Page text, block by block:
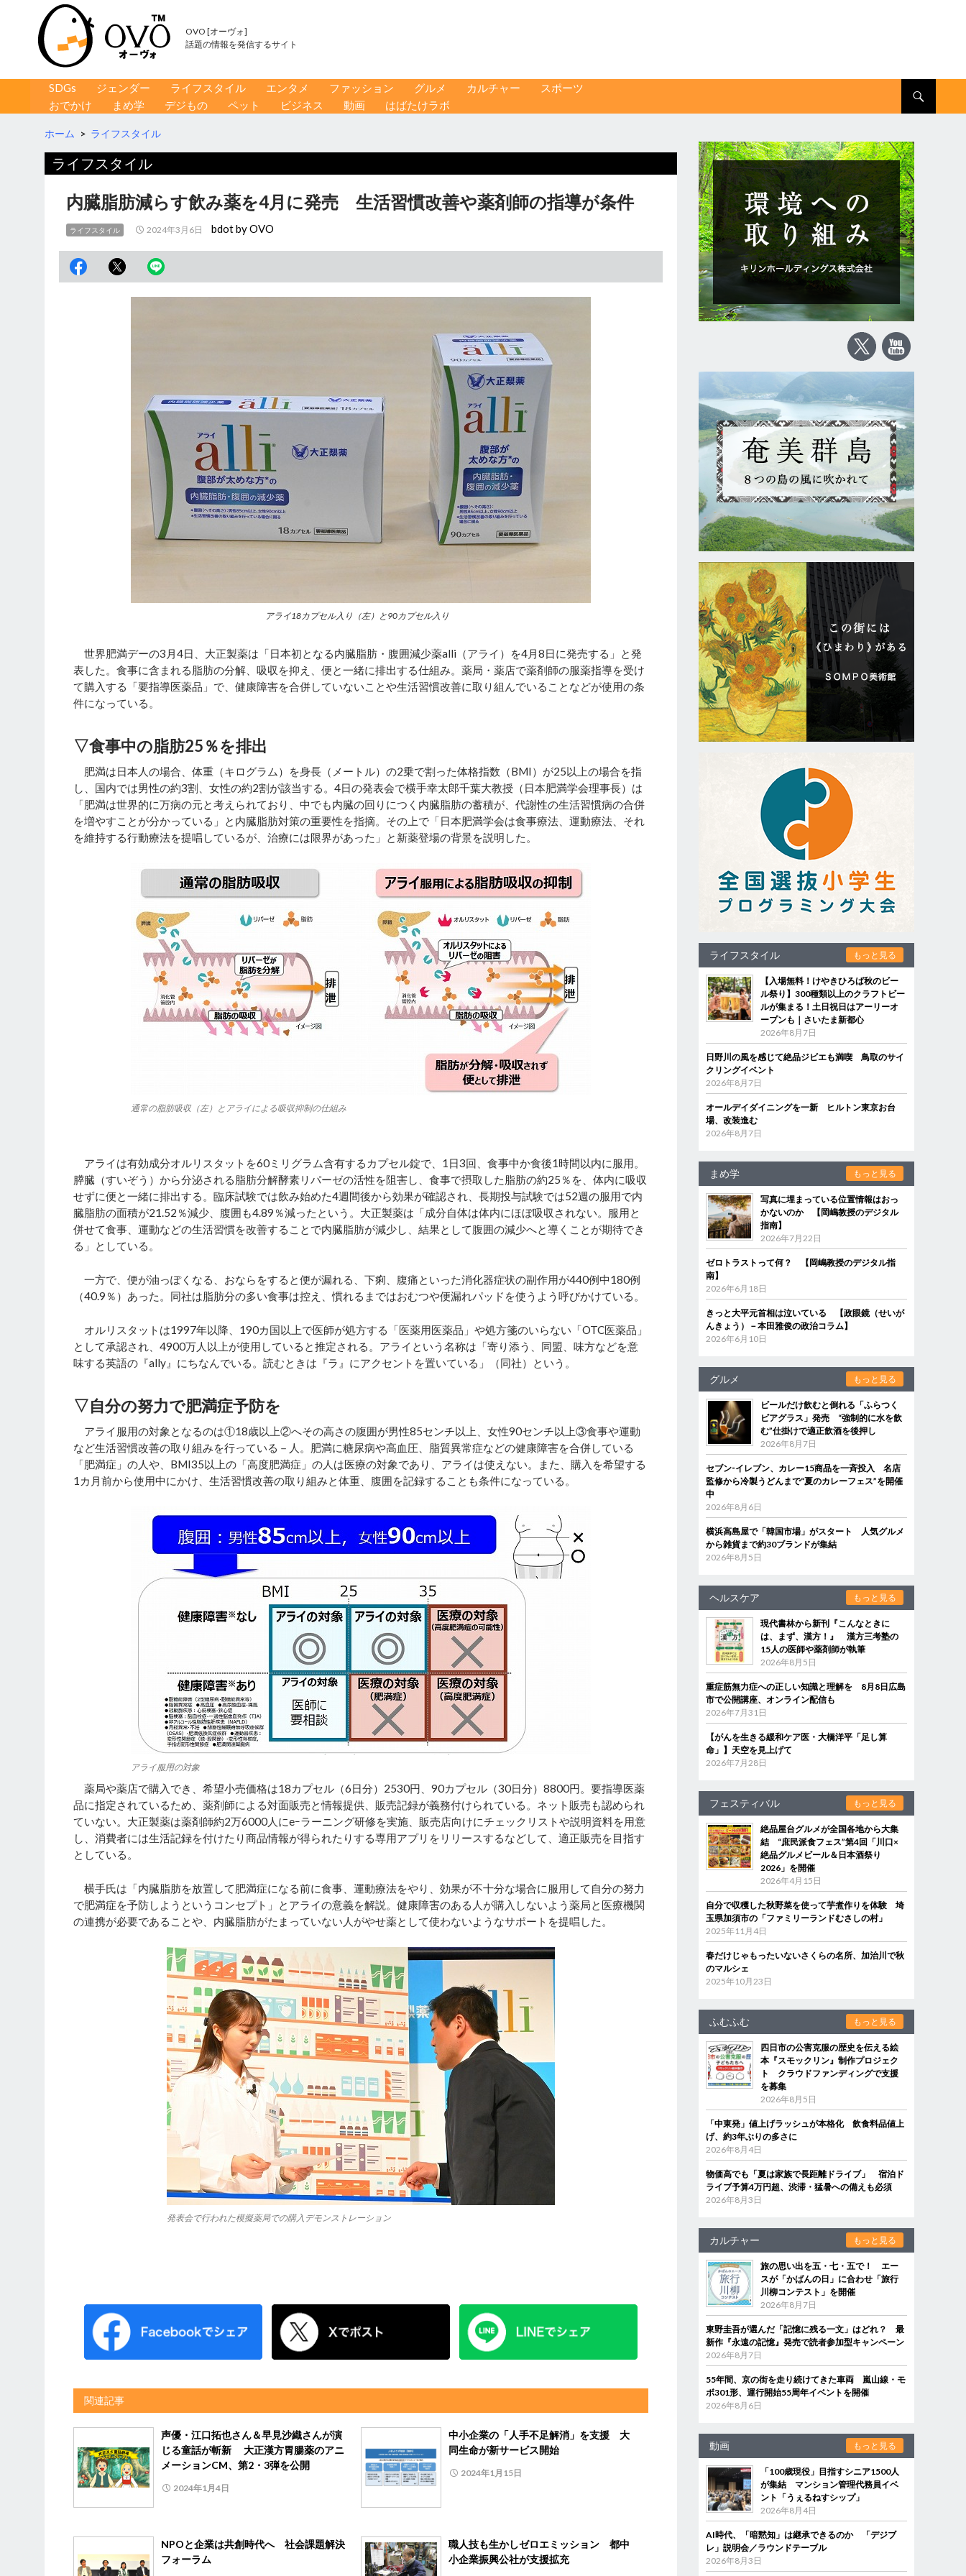
OVO [オーヴォ]
話題の情報を発信するサイト
コンテンツへ移動
SDGs ジェンダー ライフスタイル エンタメ ファッション グルメ カルチャー
スポーツ
おでかけ
まめ学 デジもの ペット ビジネス 動画 はばたけラボ
ホーム > ライフスタイル
ライフスタイル
内臓脂肪減らす飲み薬を4月に発売 生活習慣改善や薬剤師の指導が条件
ライフスタイル 2024年3月6日 bdot by OVO
アライ18カプセル入り（左）と90カプセル入り
世界肥満デーの3月4日、大正製薬は「日本初となる内臓脂肪・腹囲減少薬alli（アライ）を4月8日に発売する」と発
表した。食事に含まれる脂肪の分解、吸収を抑え、便と一緒に排出する仕組み。薬局・薬店で薬剤師の服薬指導を受け
て購入する「要指導医薬品」で、健康障害を合併していないことや生活習慣改善に取り組んでいることなどが使用の条
件になっている。
▽食事中の脂肪25％を排出
肥満は日本人の場合、体重（キログラム）を身長（メートル）の2乗で割った体格指数（BMI）が25以上の場合を指
し、国内では男性の約3割、女性の約2割が該当する。4日の発表会で横手幸太郎千葉大教授（日本肥満学会理事長）は
「肥満は世界的に万病の元と考えられており、中でも内臓の回りにつく内臓脂肪の蓄積が、代謝性の生活習慣病の合併
を増やすことが分かっている」と内臓脂肪対策の重要性を指摘。その上で「日本肥満学会は食事療法、運動療法、それ
を維持する行動療法を提唱しているが、治療には限界があった」と新薬登場の背景を説明した。
通常の脂肪吸収（左）とアライによる吸収抑制の仕組み
アライは有効成分オルリスタットを60ミリグラム含有するカプセル錠で、1日3回、食事中か食後1時間以内に服用。
膵臓（すいぞう）から分泌される脂肪分解酵素リパーゼの活性を阻害し、食事で摂取した脂肪の約25％を、体内に吸収
せずに便と一緒に排出する。臨床試験では飲み始めた4週間後から効果が確認され、長期投与試験では52週の服用で内
臓脂肪の面積が21.52％減少、腹囲も4.89％減ったという。大正製薬は「成分自体は体内にほぼ吸収されない。服用と
併せて食事、運動などの生活習慣を改善することで内臓脂肪が減少し、結果として腹囲の減少へと導くことが期待でき
る」としている。
一方で、便が油っぽくなる、おならをすると便が漏れる、下痢、腹痛といった消化器症状の副作用が440例中180例
（40.9％）あった。同社は脂肪分の多い食事は控え、慣れるまではおむつや便漏れパッドを使うよう呼びかけている。
オルリスタットは1997年以降、190カ国以上で医師が処方する「医薬用医薬品」や処方箋のいらない「OTC医薬品」
として承認され、4900万人以上が使用していると推定される。アライという名称は「寄り添う、同盟、味方などを意
味する英語の『ally』にちなんでいる。読むときは『ラ』にアクセントを置いている」（同社）という。
▽自分の努力で肥満症予防を
アライ服用の対象となるのは①18歳以上②へその高さの腹囲が男性85センチ以上、女性90センチ以上③食事や運動
など生活習慣改善の取り組みを行っている－人。肥満に糖尿病や高血圧、脂質異常症などの健康障害を合併している
「肥満症」の人や、BMI35以上の「高度肥満症」の人は医療の対象であり、アライは使えない。また、購入を希望する
1カ月前から使用中にかけ、生活習慣改善の取り組みと体重、腹囲を記録することも条件になっている。
アライ服用の対象
薬局や薬店で購入でき、希望小売価格は18カプセル（6日分）2530円、90カプセル（30日分）8800円。要指導医薬
品に指定されているため、薬剤師による対面販売と情報提供、販売記録が義務付けられている。ネット販売も認められ
ていない。大正製薬は薬剤師約2万6000人にeｰラーニング研修を実施、販売店向けにチェックリストや説明資料を用意
し、消費者には生活記録を付けたり商品情報が得られたりする専用アプリをリリースするなどして、適正販売を目指す
としている。
横手氏は「内臓脂肪を放置して肥満症になる前に食事、運動療法をやり、効果が不十分な場合に服用して自分の努力
で肥満症を予防しようというコンセプト」とアライの意義を解説。健康障害のある人が購入しないよう薬局と医療機関
の連携が必要であることや、内臓脂肪がたまっていない人がやせ薬として使わないようなサポートを提唱した。
発表会で行われた模擬薬局での購入デモンストレーション
関連記事
声優・江口拓也さん＆早見沙織さんが演
じる童話が斬新 大正漢方胃腸薬のアニ
メーションCM、第2・3弾を公開
2024年1月4日
中小企業の「人手不足解消」を支援 大
同生命が新サービス開始
2024年1月15日
NPOと企業は共創時代へ 社会課題解決
フォーラム
職人技も生かしゼロエミッション 都中
小企業振興公社が支援拡充
ライフスタイル もっと見る
【入場無料！けやきひろば秋のビー
ル祭り】300種類以上のクラフトビー
ルが集まる！土日祝日はアーリーオ
ープンも｜さいたま新都心
2026年8月7日
日野川の風を感じて絶品ジビエも満喫 鳥取のサイ
クリングイベント
2026年8月7日
オールデイダイニングを一新 ヒルトン東京お台
場、改装進む
2026年8月7日
まめ学 もっと見る
写真に埋まっている位置情報はおっ
かないのか 【岡嶋教授のデジタル
指南】
2026年7月22日
ゼロトラストって何？ 【岡嶋教授のデジタル指
南】
2026年6月18日
きっと大平元首相は泣いている 【政眼鏡（せいが
んきょう）－本田雅俊の政治コラム】
2026年6月10日
グルメ もっと見る
ビールだけ飲むと倒れる「ふらつく
ビアグラス」発売 “強制的に水を飲
む”仕掛けで適正飲酒を後押し
2026年8月7日
セブン‐イレブン、カレー15商品を一斉投入 名店
監修から冷製うどんまで“夏のカレーフェス”を開催
中
2026年8月6日
横浜高島屋で「韓国市場」がスタート 人気グルメ
から雑貨まで約30ブランドが集結
2026年8月5日
ヘルスケア もっと見る
現代書林から新刊『こんなときに
は、まず、漢方！』 漢方三考塾の
15人の医師や薬剤師が執筆
2026年8月5日
重症筋無力症への正しい知識と理解を 8月8日広島
市で公開講座、オンライン配信も
2026年7月31日
【がんを生きる緩和ケア医・大橋洋平「足し算
命」】天空を見上げて
2026年7月28日
フェスティバル もっと見る
絶品屋台グルメが全国各地から大集
結 “庶民派食フェス”第4回「川口×
絶品グルメビール＆日本酒祭り
2026」を開催
2026年4月15日
自分で収穫した秋野菜を使って芋煮作りを体験 埼
玉県加須市の「ファミリーランドむさしの村」
2025年11月4日
春だけじゃもったいないさくらの名所、加治川で秋
のマルシェ
2025年10月23日
ふむふむ もっと見る
四日市の公害克服の歴史を伝える絵
本『スモックリン』制作プロジェク
ト クラウドファンディングで支援
を募集
2026年8月5日
「中東発」値上げラッシュが本格化 飲食料品値上
げ、約3年ぶりの多さに
2026年8月4日
物価高でも「夏は家族で長距離ドライブ」 宿泊ド
ライブ予算4万円超、渋滞・猛暑への備えも必須
2026年8月3日
カルチャー もっと見る
旅の思い出を五・七・五で！ エー
スが「かばんの日」に合わせ「旅行
川柳コンテスト」を開催
2026年8月7日
東野圭吾が選んだ「記憶に残る一文」はどれ？ 最
新作『永遠の記憶』発売で読者参加型キャンペーン
2026年8月7日
55年間、京の街を走り続けてきた車両 嵐山線・モ
ボ301形、運行開始55周年イベントを開催
2026年8月6日
動画 もっと見る
「100歳現役」目指すシニア1500人
が集結 マンション管理代務員イベ
ント「うぇるねすシップ」
2026年8月4日
AI時代、「暗黙知」は継承できるのか 「デジブ
レ」説明会／ラウンドテーブル
2026年8月3日